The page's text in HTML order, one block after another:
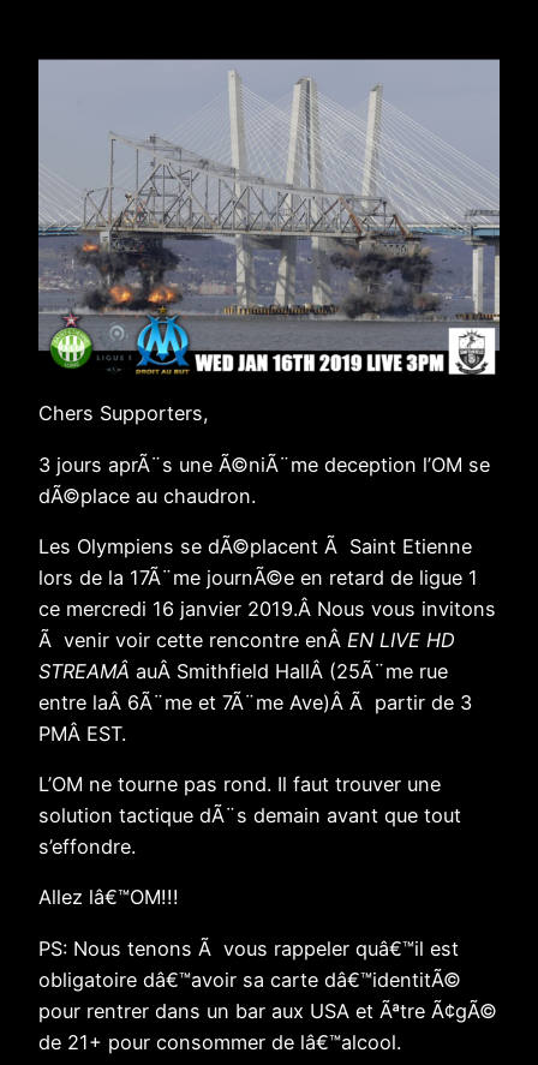
Chers Supporters,
3 jours aprÃ¨s une Ã©niÃ¨me deception l’OM se
dÃ©place au chaudron.
Les Olympiens se dÃ©placent Ã Saint Etienne
lors de la 17Ã¨me journÃ©e en retard de ligue 1
ce mercredi 16 janvier 2019.Â Nous vous invitons
Ã venir voir cette rencontre enÂ EN LIVE HD
STREAMÂ auÂ Smithfield HallÂ (25Ã¨me rue
entre laÂ 6Ã¨me et 7Ã¨me Ave)Â Ã partir de 3
PMÂ EST.
L’OM ne tourne pas rond. Il faut trouver une
solution tactique dÃ¨s demain avant que tout
s’effondre.
Allez lâ€™OM!!!
PS: Nous tenons Ã vous rappeler quâ€™il est
obligatoire dâ€™avoir sa carte dâ€™identitÃ©
pour rentrer dans un bar aux USA et Ãªtre Ã¢gÃ©
de 21+ pour consommer de lâ€™alcool.